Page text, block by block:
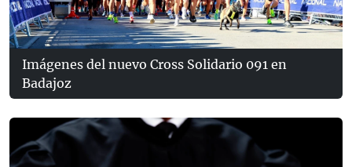
Imágenes del nuevo Cross Solidario 091 en
Badajoz